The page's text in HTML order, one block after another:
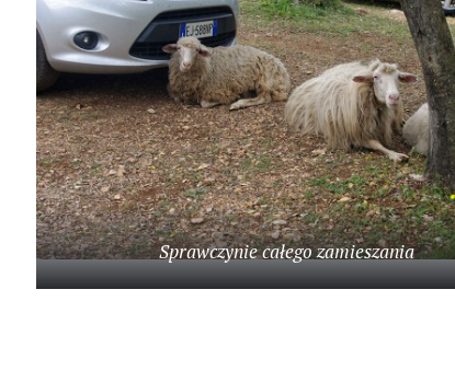
Sprawczynie całego zamieszania
a
j
: